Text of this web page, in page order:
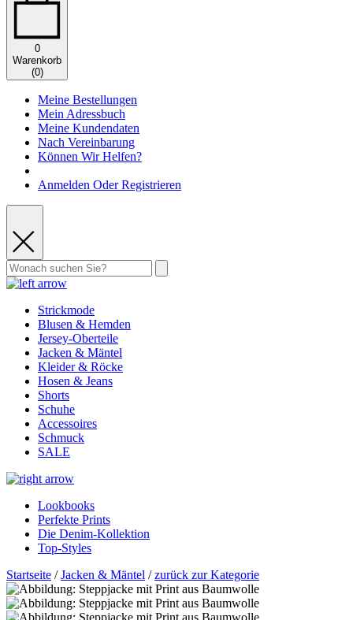
0
Warenkorb
(0)
Meine Bestellungen
Mein Adressbuch
Meine Kundendaten
Nach Vereinbarung
Können Wir Helfen?
Anmelden Oder Registrieren
Strickmode
Blusen & Hemden
Jersey-Oberteile
Jacken & Mäntel
Kleider & Röcke
Hosen & Jeans
Shorts
Schuhe
Accessoires
Schmuck
SALE
Lookbooks
Perfekte Prints
Die Denim-Kollektion
Top-Styles
Startseite /Jacken & Mäntel /zurück zur Kategorie